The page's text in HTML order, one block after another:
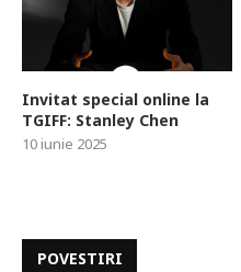
Invitat special online la
TGIFF: Stanley Chen
10 iunie 2025
POVESTIRI